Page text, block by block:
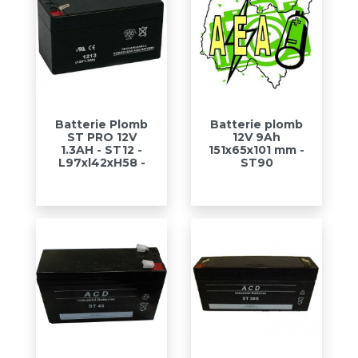
Batterie Plomb
ST PRO 12V
1.3AH - ST12 -
L97xl42xH58 -
Batterie plomb
12V 9Ah
151x65x101 mm -
ST90